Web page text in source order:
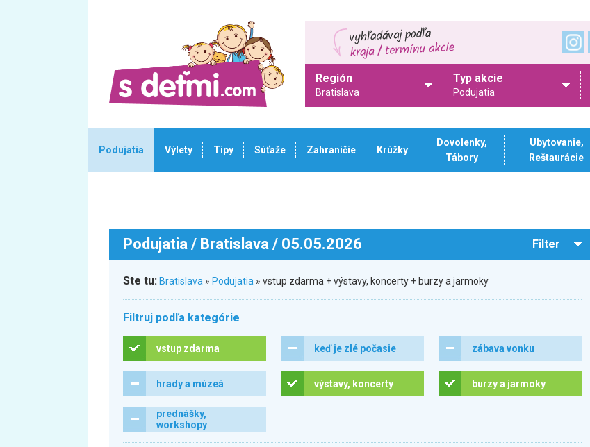
Región
Bratislava
Typ akcie
Podujatia
Podujatia Výlety Tipy Súťaže Zahraničie Krúžky
Dovolenky,
Tábory
Ubytovanie,
Reštaurácie
Podujatia / Bratislava / 05.05.2026 Filter
Ste tu: Bratislava » Podujatia » vstup zdarma + výstavy, koncerty + burzy a jarmoky
Filtruj podľa kategórie
vstup zdarma keď je zlé počasie zábava vonku
hrady a múzeá výstavy, koncerty burzy a jarmoky
prednášky,
workshopy